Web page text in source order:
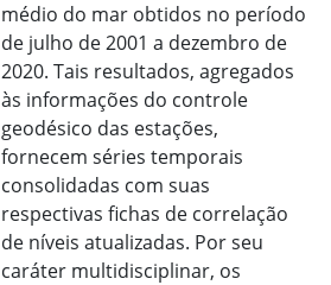
médio do mar obtidos no período
de julho de 2001 a dezembro de
2020. Tais resultados, agregados
às informações do controle
geodésico das estações,
fornecem séries temporais
consolidadas com suas
respectivas fichas de correlação
de níveis atualizadas. Por seu
caráter multidisciplinar, os